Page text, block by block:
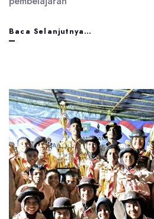
Baca Selanjutnya…
PTK
–
Optimalisasi
Pemanfaatan
Fitur
Kinerja
di